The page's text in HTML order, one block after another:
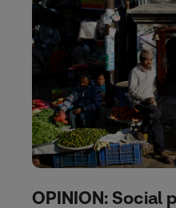
OPINION: Social